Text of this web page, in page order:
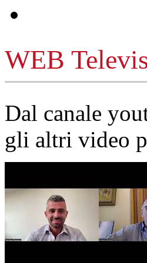
WEB
Dal canale
gli altri video